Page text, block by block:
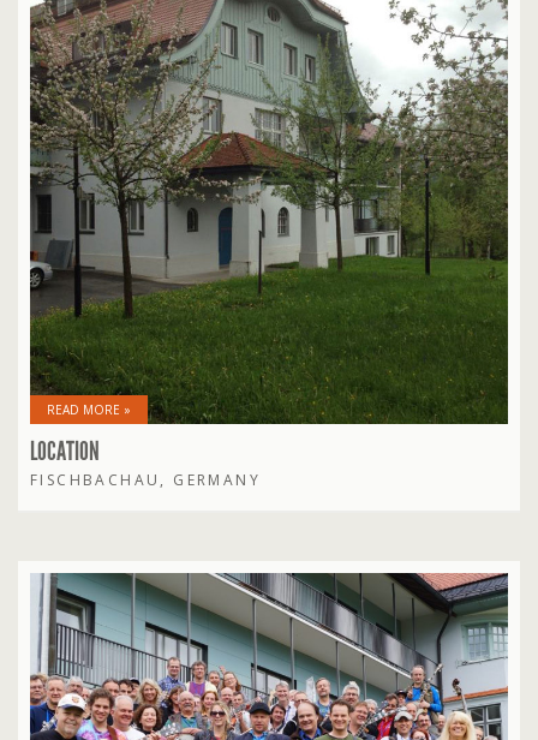
READ MORE »
LOCATION
FISCHBACHAU, GERMANY